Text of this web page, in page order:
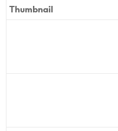
Thumbnail